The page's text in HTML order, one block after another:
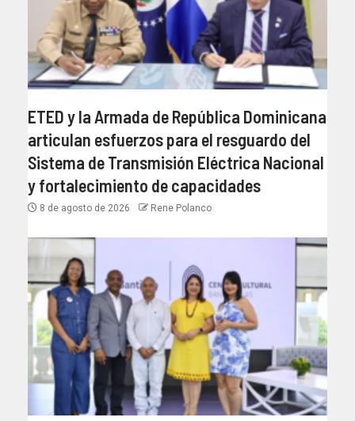
ETED y la Armada de República Dominicana
articulan esfuerzos para el resguardo del
Sistema de Transmisión Eléctrica Nacional
y fortalecimiento de capacidades
8 de agosto de 2026 Rene Polanco